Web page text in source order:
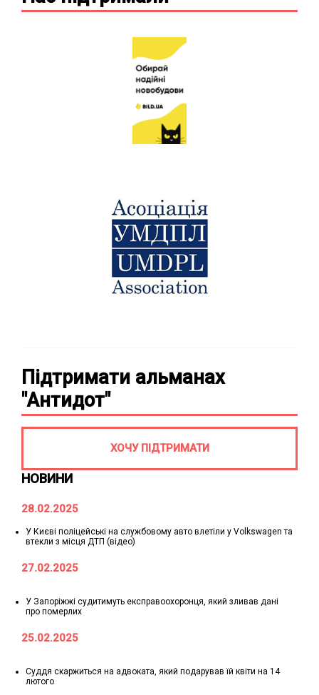
НОВИНИ
28.02.2025
У Києві поліцейські на службовому авто влетіли у Volkswagen та
втекли з місця ДТП (відео)
27.02.2025
У Запоріжжі судитимуть експравоохоронця, який зливав дані
про померлих
25.02.2025
Суддя скаржиться на адвоката, який подарував їй квіти на 14
лютого
Підтримати альманах
"Антидот"
ХОЧУ ПІДТРИМАТИ